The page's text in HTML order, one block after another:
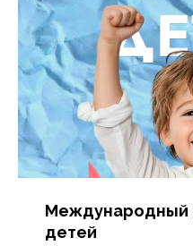
Международный
детей